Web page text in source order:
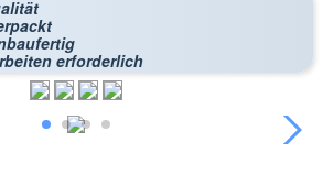
erforderlich